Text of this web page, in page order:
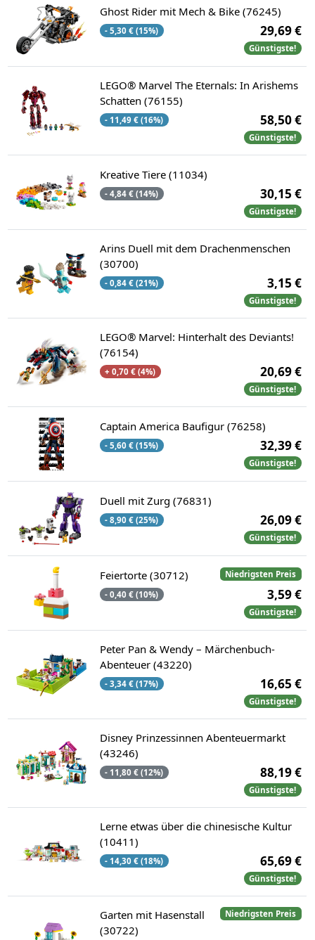
Ghost Rider mit Mech & Bike (76245)
- 5,30 € (15%) 29,69 €
Günstigste!
LEGO® Marvel The Eternals: In Arishems
Schatten (76155)
- 11,49 € (16%) 58,50 €
Günstigste!
Kreative Tiere (11034)
- 4,84 € (14%) 30,15 €
Günstigste!
Arins Duell mit dem Drachenmenschen
(30700)
- 0,84 € (21%) 3,15 €
Günstigste!
LEGO® Marvel: Hinterhalt des Deviants!
(76154)
+ 0,70 € (4%) 20,69 €
Günstigste!
Captain America Baufigur (76258)
- 5,60 € (15%) 32,39 €
Günstigste!
Duell mit Zurg (76831)
- 8,90 € (25%) 26,09 €
Günstigste!
Niedrigsten Preis
Feiertorte (30712)
- 0,40 € (10%) 3,59 €
Günstigste!
Peter Pan & Wendy – Märchenbuch-
Abenteuer (43220)
- 3,34 € (17%) 16,65 €
Günstigste!
Disney Prinzessinnen Abenteuermarkt
(43246)
- 11,80 € (12%) 88,19 €
Günstigste!
Lerne etwas über die chinesische Kultur
(10411)
- 14,30 € (18%) 65,69 €
Günstigste!
Niedrigsten Preis
Garten mit Hasenstall
(30722)